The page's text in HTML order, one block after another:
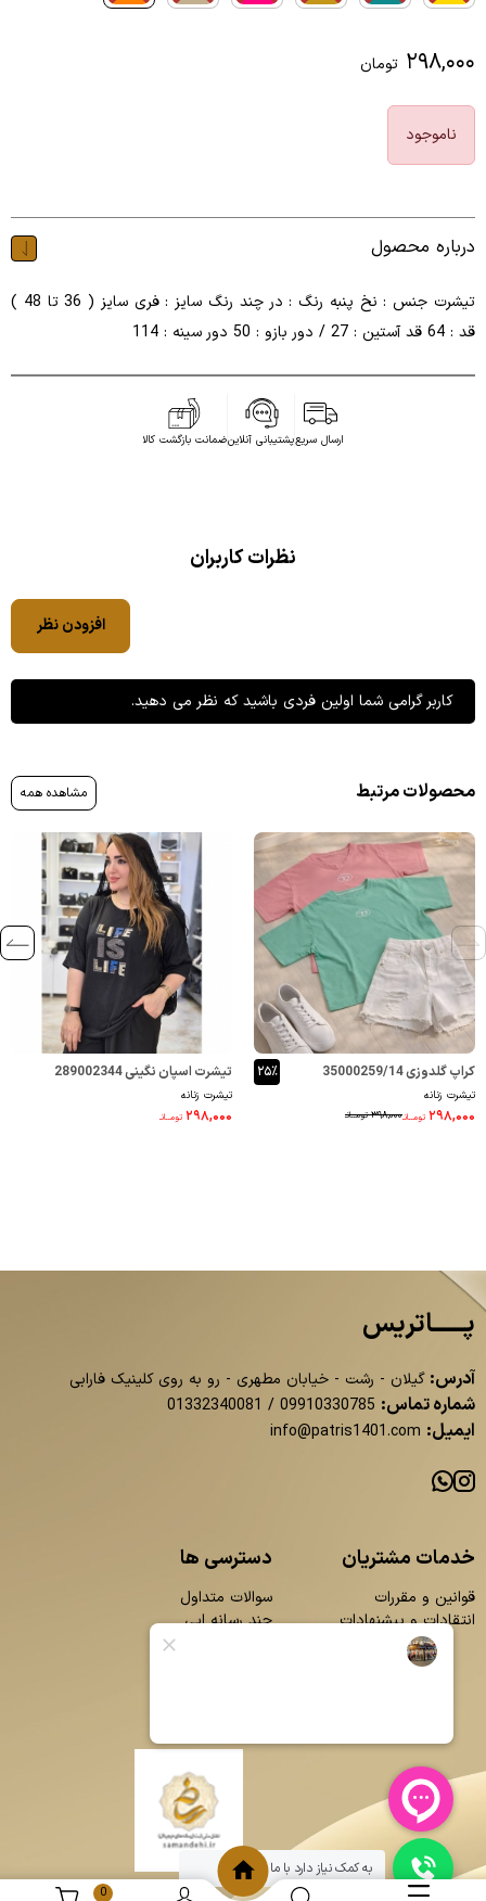
۲۹۸,۰۰۰ تومان
ناموجود
درباره محصول
تیشرت جنس : نخ پنبه رنگ : در چند رنگ سایز : فری سایز ( 36 تا 48 )
قد : 64 قد آستین : 27 / دور بازو : 50 دور سینه : 114
ارسال سریعپشتیبانی آنلاینضمانت بازگشت کالا
نظرات کاربران
افزودن نظر
کاربر گرامی شما اولین فردی باشید که نظر می دهید.
محصولات مرتبط مشاهده همه
کراپ گلدوزی 35000259/14
تیشرت زنانه
۳۹۸,۰۰۰ تومــانـ ۲۹۸,۰۰۰ تومــانـ
۲۵٪ تیشرت اسپان نگینی 289002344
تیشرت زنانه
۲۹۸,۰۰۰ تومــانـ
پــــــاتریس
آدرس: گیلان - رشت - خیابان مطهری - رو به روی کلینیک فارابی
شماره تماس: 09910330785
/
01332340081
ایمیل: info@patris1401.com
خدمات مشتریان
قوانین و مقررات
انتقادات و پیشنهادات
دسترسی ها
سوالات متداول
چند رسانه ایی
0
به کمک نیاز دارد با ما چت کنید